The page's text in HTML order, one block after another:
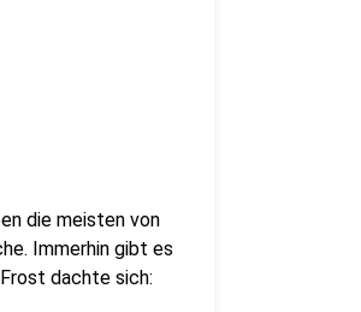
die meisten von
Immerhin gibt es
dachte sich: